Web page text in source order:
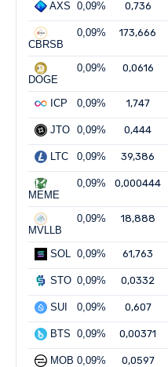
AXS 0,09% 0,736
CBRSB
0,09% 173,666
DOGE
0,09% 0,0616
ICP 0,09% 1,747
JTO 0,09% 0,444
LTC 0,09% 39,386
MEME
0,09% 0,000444
MVLLB
0,09% 18,888
SOL 0,09% 61,763
STO 0,09% 0,0332
SUI 0,09% 0,607
BTS 0,09% 0,00371
MOB 0,09% 0,0597